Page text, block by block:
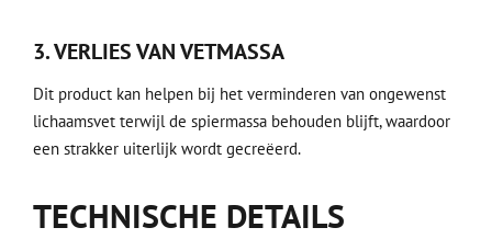
3. VERLIES VAN VETMASSA
Dit product kan helpen bij het verminderen van ongewenst
lichaamsvet terwijl de spiermassa behouden blijft, waardoor
een strakker uiterlijk wordt gecreëerd.
TECHNISCHE DETAILS